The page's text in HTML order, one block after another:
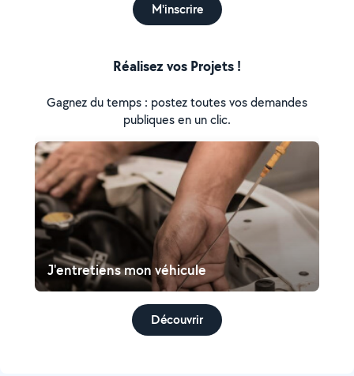
M'inscrire
Réalisez vos Projets !
Gagnez du temps : postez toutes vos demandes
publiques en un clic.
J'entretiens mon véhicule
Découvrir